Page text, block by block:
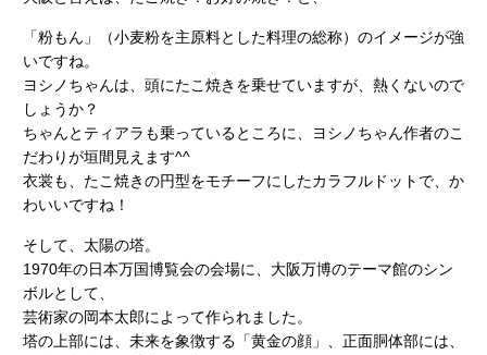
「粉もん」（小麦粉を主原料とした料理の総称）のイメージが強
いですね。
ヨシノちゃんは、頭にたこ焼きを乗せていますが、熱くないので
しょうか？
ちゃんとティアラも乗っているところに、ヨシノちゃん作者のこ
だわりが垣間見えます^^
衣裳も、たこ焼きの円型をモチーフにしたカラフルドットで、か
わいいですね！
そして、太陽の塔。
1970年の日本万国博覧会の会場に、大阪万博のテーマ館のシン
ボルとして、
芸術家の岡本太郎によって作られました。
塔の上部には、未来を象徴する「黄金の顔」、正面胴体部には、